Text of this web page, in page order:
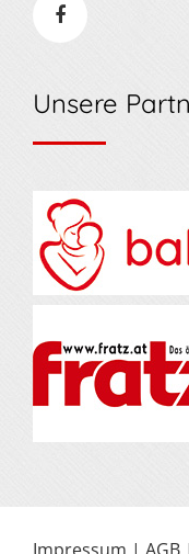
Unsere